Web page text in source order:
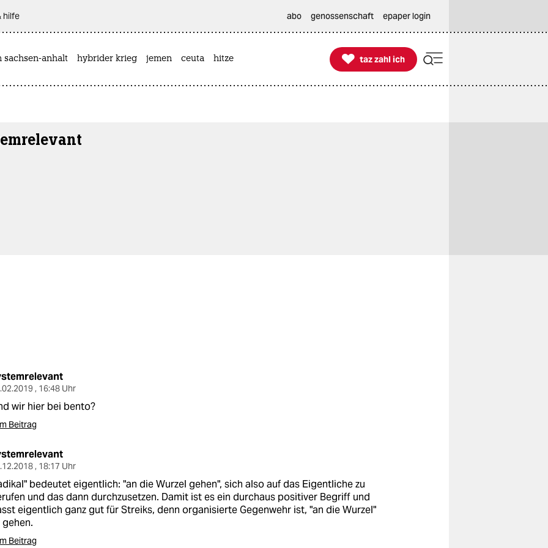
hilfe abo genossenschaft epaper login
sachsen-anhalt hybrider krieg jemen ceuta hitze 
taz zahl ich
taz zahl ich
, 16:48 Uhr
wir hier bei bento?
Beitrag
, 18:17 Uhr
bedeutet eigentlich: "an die Wurzel gehen", sich also auf das Eigentliche zu
und das dann durchzusetzen. Damit ist es ein durchaus positiver Begriff und
eigentlich ganz gut für Streiks, denn organisierte Gegenwehr ist, "an die Wurzel"
gehen.
Beitrag